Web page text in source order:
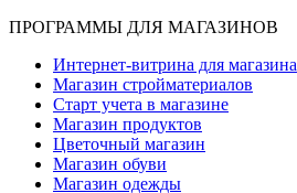
ПРОГРАММЫ ДЛЯ МАГАЗИНОВ
Интернет-витрина для магазина
Магазин стройматериалов
Старт учета в магазине
Магазин продуктов
Цветочный магазин
Магазин обуви
Магазин одежды